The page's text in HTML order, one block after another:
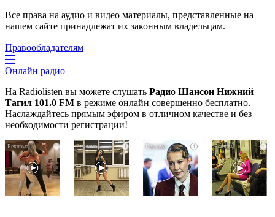
Все права на аудио и видео материалы, представленные на
нашем сайте принадлежат их законным владельцам.
Правообладателям
Онлайн радио
На Radiolisten вы можете слушать Радио Шансон Нижний
Тагил 101.0 FM в режиме онлайн совершенно бесплатно.
Наслаждайтесь прямым эфиром в отличном качестве и без
необходимости регистрации!
i
Ролик
длится
пару
секунд,
но
i
Ролик
Омска:
будете
i
Взломали
Telegram
Собчак
i